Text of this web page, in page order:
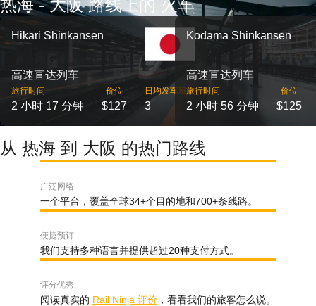
热海 - 大阪 路线上的 火车
Hikari Shinkansen
高速直达列车
旅行时间
2 小时 17 分钟
价位
$127
日均发车班次
3
Kodama Shinkansen
高速直达列车
旅行时间
2 小时 56 分钟
价位
$125
从 热海 到 大阪 的热门路线
广泛网络
一个平台，覆盖全球34+个目的地和700+条线路。
便捷预订
我们支持多种语言并提供超过20种支付方式。
评分优秀
阅读真实的 Rail Ninja 评价 ，看看我们的旅客怎么说。